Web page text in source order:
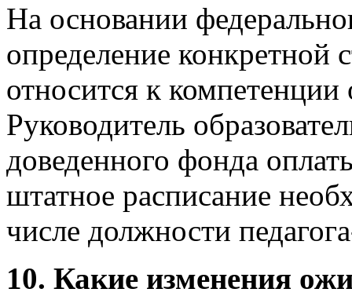
На основании
определение конкретной
относится к компетенции
Руководитель
доведенного фонда
штатное расписание
числе должности
10. Какие изменения